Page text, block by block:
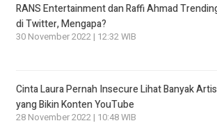
RANS Entertainment dan Raffi Ahmad
di Twitter, Mengapa?
30 November 2022 | 12:32 WIB
Cinta Laura Pernah Insecure Lihat Banyak Artis
yang Bikin Konten YouTube
28 November 2022 | 10:48 WIB